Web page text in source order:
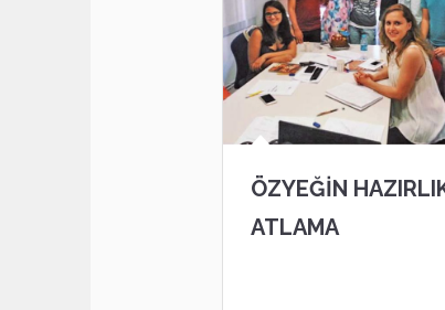
ÖZYEĞIN
ATLAMA